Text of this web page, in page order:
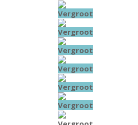
Vergroot
Vergroot
Vergroot
Vergroot
Vergroot
Vergroot